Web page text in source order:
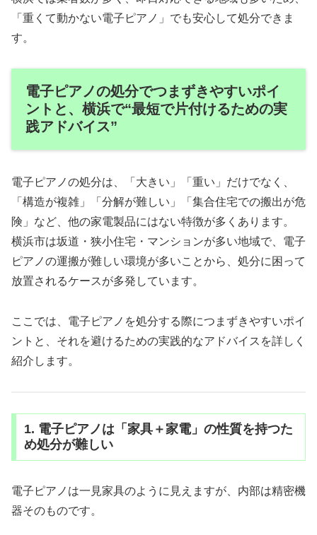
「重くて動かない電子ピアノ」でも安心して処分できま
す。
電子ピアノの処分でつまずきやすいポイ
ントと、横浜で“最短で片付けるための実
践アドバイス”
電子ピアノの処分は、「大きい」「重い」だけでなく、
「構造が複雑」「分解が難しい」「集合住宅での搬出が危
険」など、他の家電製品にはない特徴が多くあります。
横浜市は坂道・狭小住宅・マンションが多い地域で、電子
ピアノの運搬が難しい環境が多いことから、処分に困って
放置されるケースが多発しています。
ここでは、電子ピアノを処分する際につまずきやすいポイ
ントと、それを避けるための実践的なアドバイスを詳しく
紹介します。
1. 電子ピアノは「家具＋家電」の性質を持つた
め処分が難しい
電子ピアノは一見家具のように見えますが、内部は精密機
器そのものです。